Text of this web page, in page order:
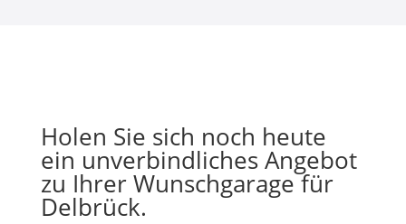
Holen Sie sich noch heute
ein unverbindliches Angebot
zu Ihrer Wunschgarage für
Delbrück.